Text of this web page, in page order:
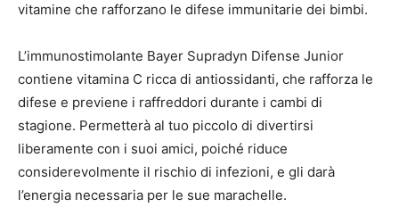
vitamine che rafforzano le difese immunitarie dei bimbi.
L’immunostimolante Bayer Supradyn Difense Junior
contiene vitamina C ricca di antiossidanti, che rafforza le
difese e previene i raffreddori durante i cambi di
stagione. Permetterà al tuo piccolo di divertirsi
liberamente con i suoi amici, poiché riduce
considerevolmente il rischio di infezioni, e gli darà
l’energia necessaria per le sue marachelle.